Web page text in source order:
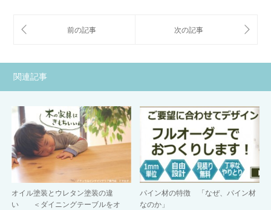
関連記事
オイル塗装とウレタン塗装の違
い ＜ダイニングテーブルをオ
パイン材の特徴 「なぜ、パイン材
なのか」